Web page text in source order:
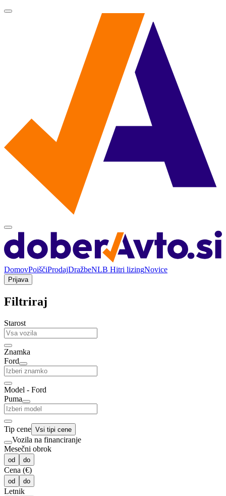
DomovPoiščiProdajDražbeNLB Hitri lizingNovice
Prijava
Filtriraj
Starost
Znamka
Ford
Model - Ford
Puma
Tip cene Vsi tipi cene
Vozila na financiranje
Mesečni obrok
od do
Cena (€)
od do
Letnik